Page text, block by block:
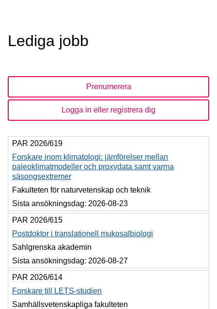
Lediga jobb
Prenumerera
Logga in eller registrera dig
PAR 2026/619
Forskare inom klimatologi: jämförelser mellan
paleoklimatmodeller och proxydata samt varma
säsongsextremer
Fakulteten för naturvetenskap och teknik
Sista ansökningsdag: 2026-08-23
PAR 2026/615
Postdoktor i translationell mukosalbiologi
Sahlgrenska akademin
Sista ansökningsdag: 2026-08-27
PAR 2026/614
Forskare till LETS-studien
Samhällsvetenskapliga fakulteten